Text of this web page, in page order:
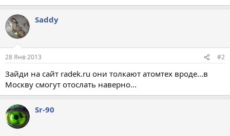
Saddy
28 Янв 2013 #2
Зайди на сайт radek.ru они толкают атомтех вроде...в
Москву смогут отослать наверно...
Sr-90